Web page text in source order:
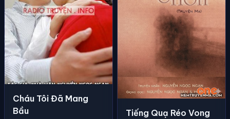
Cháu Tôi Đã Mang
Bầu
Tiếng Quạ Réo Vong